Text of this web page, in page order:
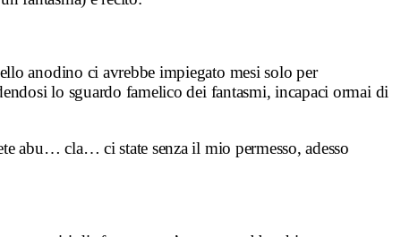
anodino ci avrebbe impiegato mesi solo per
lo sguardo famelico dei fantasmi, incapaci ormai di
abu… cla… ci state senza il mio permesso, adesso